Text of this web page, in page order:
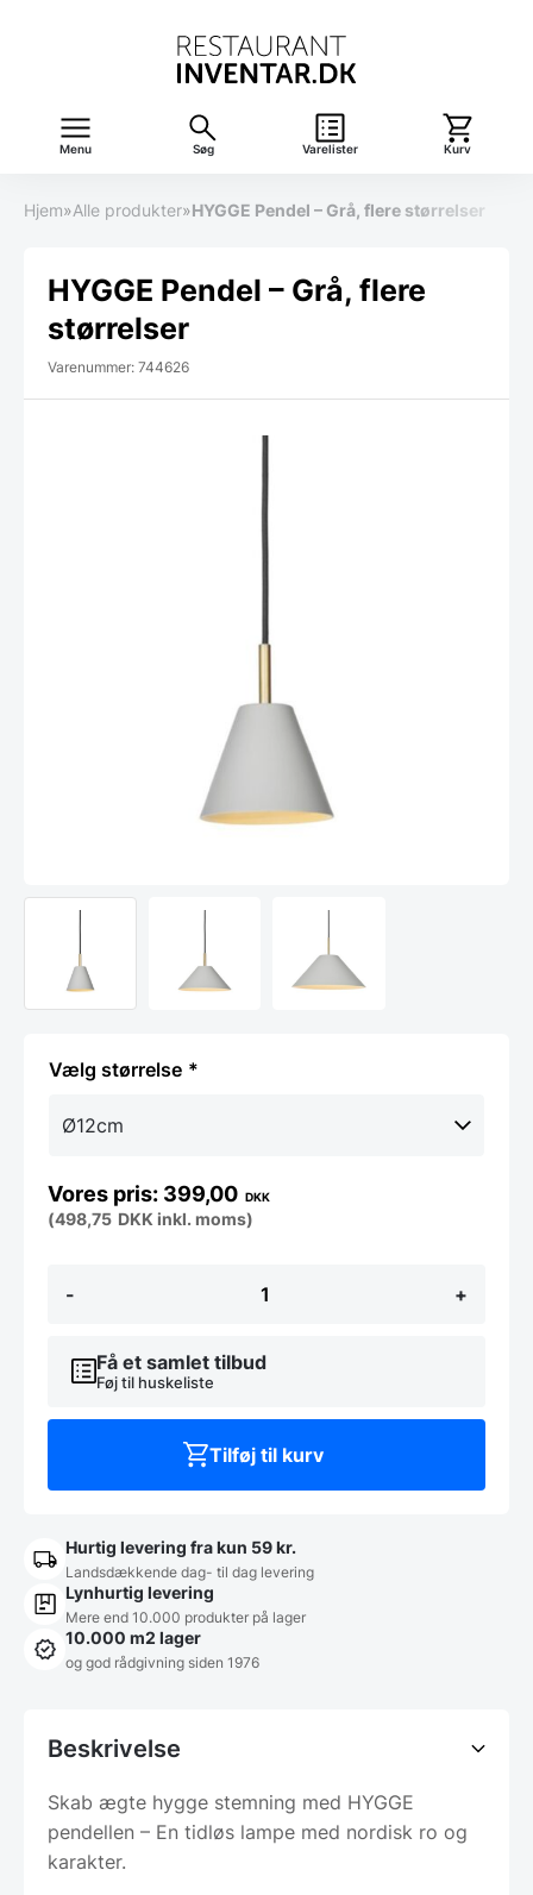
Menu Søg Varelister Kurv
Hjem»Alle produkter»HYGGE Pendel – Grå, flere størrelser
HYGGE Pendel – Grå, flere
størrelser
Varenummer: 744626
størrelse
-
Pendel
flere
størrelser
+
399,00 DKK
(498,75 DKK inkl. moms)
Få et samlet tilbud
Føj til huskeliste
Tilføj til kurv
Hurtig levering fra kun 59 kr.
Landsdækkende dag- til dag levering
Lynhurtig levering
Mere end 10.000 produkter på lager
10.000 m2 lager
og god rådgivning siden 1976
Beskrivelse
Skab ægte hygge stemning med HYGGE
pendellen – En tidløs lampe med nordisk ro og
karakter.